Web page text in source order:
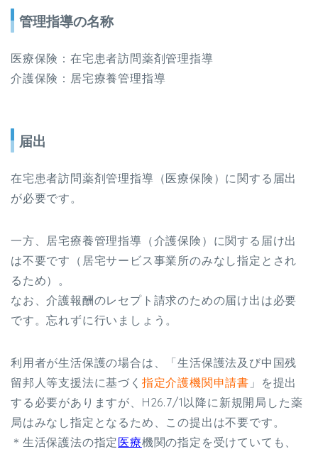
管理指導の名称
医療保険：在宅患者訪問薬剤管理指導
介護保険：居宅療養管理指導
届出
在宅患者訪問薬剤管理指導（医療保険）に関する届出
が必要です。
一方、居宅療養管理指導（介護保険）に関する届け出
は不要です（居宅サービス事業所のみなし指定とされ
るため）。
なお、介護報酬のレセプト請求のための届け出は必要
です。忘れずに行いましょう。
利用者が生活保護の場合は、「生活保護法及び中国残
留邦人等支援法に基づく 指定介護機関申請書 」を提出
する必要がありますが、 H26.7/1以降に新規開局した薬
局はみなし指定となるため、この提出は不要です。
＊生活保護法の指定医療機関の指定を受けていても、